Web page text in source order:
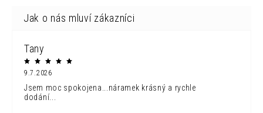
Tany
9.7.2026
Jsem moc spokojena...náramek krásný a rychle
dodání...